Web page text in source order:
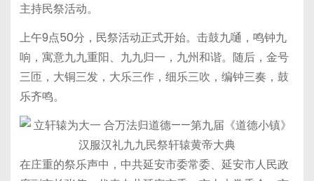
主持民祭活动。
上午9点50分，民祭活动正式开始。击鼓九嗵，鸣钟九
响，寓意九九重阳、九九归一，九州和谐。随后，金号
三匝，大铜三发，大乐三作，细乐三吹，编钟三奏，鼓
乐齐鸣。
在庄重的祭乐声中，中共延安市委常委、延安市人民政